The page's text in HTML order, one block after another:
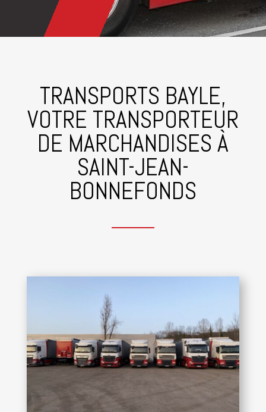
TRANSPORTS BAYLE,
VOTRE TRANSPORTEUR
DE MARCHANDISES À
SAINT-JEAN-
BONNEFONDS